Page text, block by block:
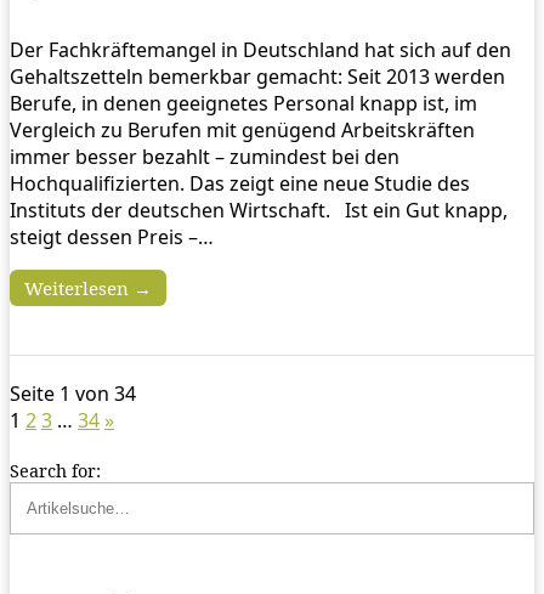
Der Fachkräftemangel in Deutschland hat sich auf den
Gehaltszetteln bemerkbar gemacht: Seit 2013 werden
Berufe, in denen geeignetes Personal knapp ist, im
Vergleich zu Berufen mit genügend Arbeitskräften
immer besser bezahlt – zumindest bei den
Hochqualifizierten. Das zeigt eine neue Studie des
Instituts der deutschen Wirtschaft. Ist ein Gut knapp,
steigt dessen Preis –…
Weiterlesen →
Seite 1 von 34
1 23 … 34»
Search for: